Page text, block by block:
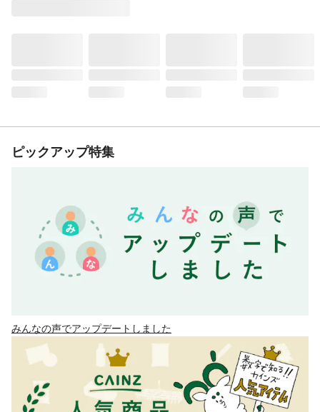
ピックアップ特集
みんなの声でアップデートしました